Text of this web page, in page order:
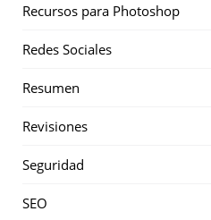
Recursos para Photoshop
Redes Sociales
Resumen
Revisiones
Seguridad
SEO